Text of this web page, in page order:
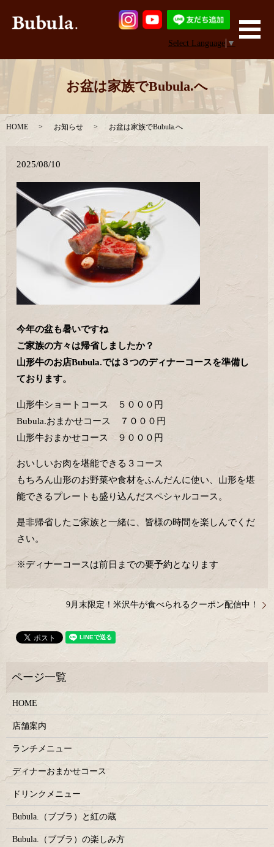
Select Language ▼
メ
お盆は家族でBubula.へ
HOME お知らせ お盆は家族でBubula.へ
2025/08/10
今年の盆も暑いですね
ご家族の方々は帰省しましたか？
山形牛のお店Bubula.では３つのディナーコースを準備し
ております。
山形牛ショートコース ５０００円
Bubula.おまかせコース ７０００円
山形牛おまかせコース ９０００円
おいしいお肉を堪能できる３コース
もちろん山形のお野菜や食材をふんだんに使い、山形を堪
能できるプレートも盛り込んだスペシャルコース。
是非帰省したご家族と一緒に、皆様の時間を楽しんでくだ
さい。
※ディナーコースは前日までの要予約となります
9月末限定！米沢牛が食べられるクーポン配信中！
HOME
店舗案内
ランチメニュー
ディナーおまかせコース
ドリンクメニュー
Bubula.（ブブラ）と紅の蔵
Bubula.（ブブラ）の楽しみ方